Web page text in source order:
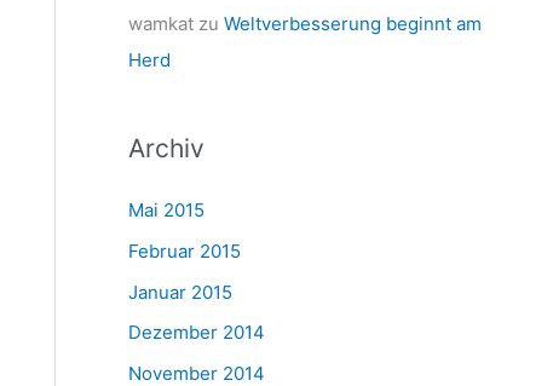
wamkatzu Weltverbesserung beginnt am
Herd
Archiv
Mai 2015
Februar 2015
Januar 2015
Dezember 2014
November 2014